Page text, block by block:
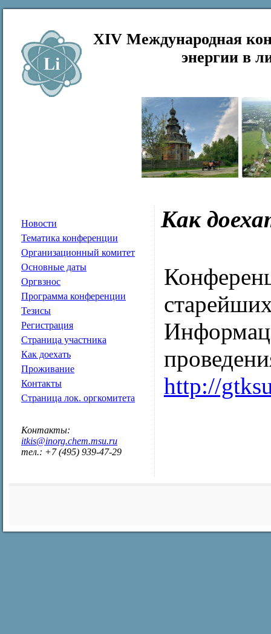
XIV Международная
энергии в
Новости
Тематика конференции
Организационный комитет
Основные даты
Оргвзнос
Программа конференции
Тезисы
Регистрация
Страница участника
Как доехать
Проживание
Контакты
Страница лок. оргкомитета
Контакты:
itkis@inorg.chem.msu.ru
тел.: +7 (495) 939-47-29
Как
http://